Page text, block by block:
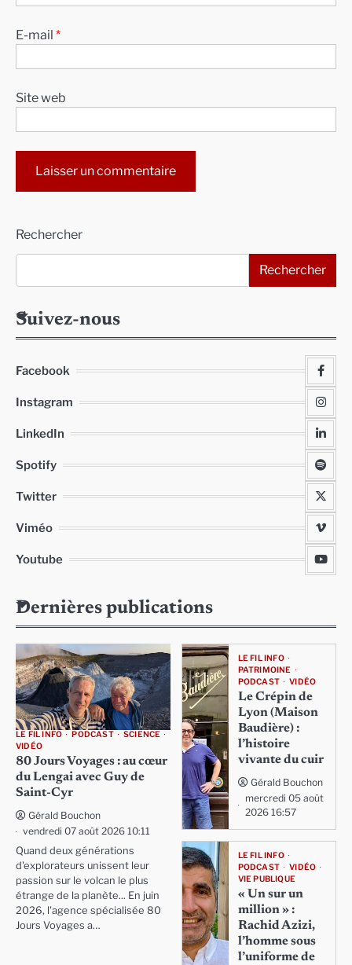
E-mail *
Site web
Rechercher
Rechercher
Suivez-nous
Facebook
Instagram
LinkedIn
Spotify
Twitter
Viméo
Youtube
Dernières publications
LE FIL INFO PODCAST
SCIENCE
VIDÉO
80 Jours Voyages : au cœur
du Lengai avec Guy de
Saint-Cyr
Gérald Bouchon
vendredi 07 août 2026 10:11
Quand deux générations
d'explorateurs unissent leur
passion sur le volcan le plus
étrange de la planète... En juin
2026, l'agence spécialisée 80
Jours Voyages a…
LE FIL INFO
PATRIMOINE
PODCAST
VIDÉO
Le Crépin de
Lyon (Maison
Baudière) :
l’histoire
vivante du cuir
Gérald Bouchon
mercredi 05 août
2026 16:57
LE FIL INFO
PODCAST
VIDÉO
VIE PUBLIQUE
« Un sur un
million » :
Rachid Azizi,
l’homme sous
l’uniforme de